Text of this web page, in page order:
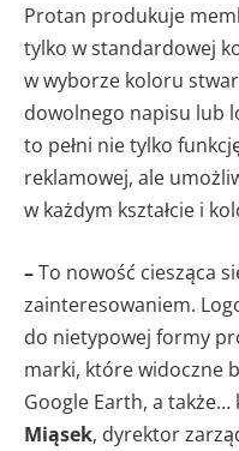
Protan produkuje
tylko w standardowej
w wyborze koloru
dowolnego napisu lub
to pełni nie tylko
reklamowej, ale
w każdym kształcie i
–To nowość ciesząca
zainteresowaniem.
do nietypowej formy
marki, które widoczne
Google Earth, a
Miąsek, dyrektor